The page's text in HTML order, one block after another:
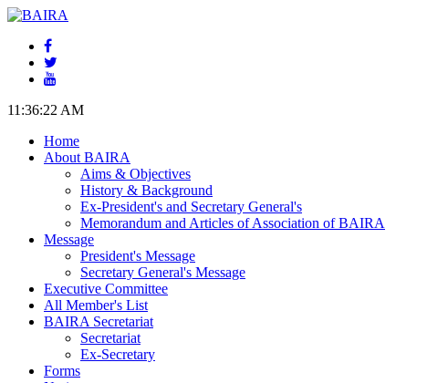
11:36:23 AM
Home
About BAIRA
Aims & Objectives
History & Background
Ex-President's and Secretary General's
Memorandum and Articles of Association of BAIRA
Message
President's Message
Secretary General's Message
Executive Committee
All Member's List
BAIRA Secretariat
Secretariat
Ex-Secretary
Forms